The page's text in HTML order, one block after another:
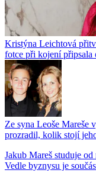
Kristýna Leichtová
fotce při kojení připsala
Ze syna Leoše Mareše
prozradil, kolik stojí
Jakub Mareš studuje
Vedle byznysu je